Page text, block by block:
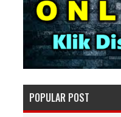
POPULAR POST